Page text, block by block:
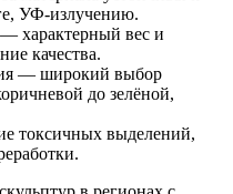
УФ-излучению.
характерный вес и
качества.
— широкий выбор
до зелёной,
токсичных выделений,